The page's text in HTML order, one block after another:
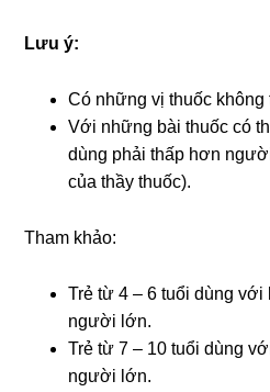
Lưu ý:
Có những vị thuốc không
Với những bài thuốc có
dùng phải thấp hơn
của thầy thuốc).
Tham khảo:
Trẻ từ 4 – 6 tuổi dùng với
người lớn.
Trẻ từ 7 – 10 tuổi dùng
người lớn.